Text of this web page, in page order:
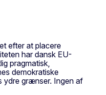
efter at placere
har dansk EU-
pragmatisk,
demokratiske
ydre grænser. Ingen af